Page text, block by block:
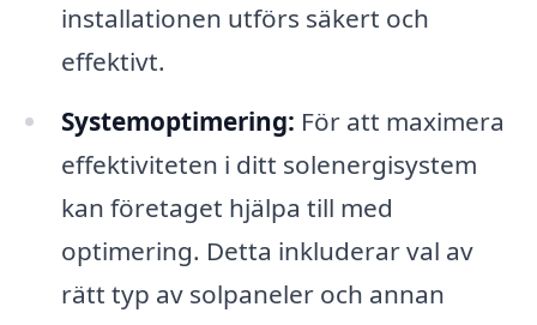
installationen utförs säkert och
effektivt.
Systemoptimering: För att maximera
effektiviteten i ditt solenergisystem
kan företaget hjälpa till med
optimering. Detta inkluderar val av
rätt typ av solpaneler och annan